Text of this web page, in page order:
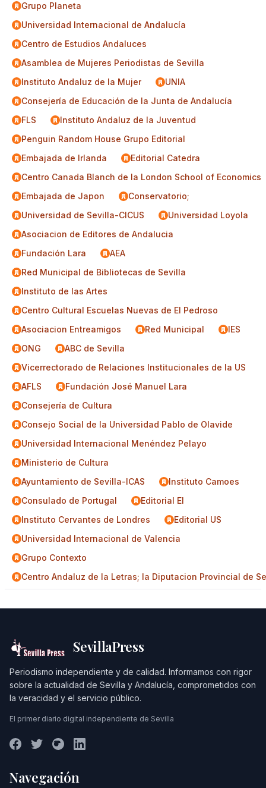
Grupo Planeta
Universidad Internacional de Andalucía
Centro de Estudios Andaluces
Asamblea de Mujeres Periodistas de Sevilla
Instituto Andaluz de la Mujer
UNIA
Consejería de Educación de la Junta de Andalucía
FLS
Instituto Andaluz de la Juventud
Penguin Random House Grupo Editorial
Embajada de Irlanda
Editorial Catedra
Centro Canada Blanch de la London School of Economics
Embajada de Japon
Conservatorio;
Universidad de Sevilla-CICUS
Universidad Loyola
Asociacion de Editores de Andalucia
Fundación Lara
AEA
Red Municipal de Bibliotecas de Sevilla
Instituto de las Artes
Centro Cultural Escuelas Nuevas de El Pedroso
Asociacion Entreamigos
Red Municipal
IES
ONG
ABC de Sevilla
Vicerrectorado de Relaciones Institucionales de la US
AFLS
Fundación José Manuel Lara
Consejería de Cultura
Consejo Social de la Universidad Pablo de Olavide
Universidad Internacional Menéndez Pelayo
Ministerio de Cultura
Ayuntamiento de Sevilla-ICAS
Instituto Camoes
Consulado de Portugal
Editorial El
Instituto Cervantes de Londres
Editorial US
Universidad Internacional de Valencia
Grupo Contexto
Centro Andaluz de la Letras; la Diputacion Provincial de
SevillaPress
Periodismo independiente y de calidad. Informamos con rigor
sobre la actualidad de Sevilla y Andalucía, comprometidos con
la veracidad y el servicio público.
El primer diario digital independiente de Sevilla
Navegación